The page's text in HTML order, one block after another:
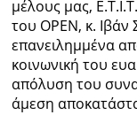
Εκπομπές
Πολιτισμός
μέλους μας,
του OPEN, κ. Ιβάν
επανειλημμένα
κοινωνική του
απόλυση του
άμεση